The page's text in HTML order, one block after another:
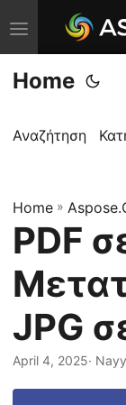
Ε
ν
α
λ
ή
π
λ
ο
γ
η
σ
Home
Αναζήτηση
Home »
PDF
JPG
April 4, 2025·